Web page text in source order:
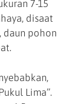
7-15
disaat
daun pohon
Lima”.